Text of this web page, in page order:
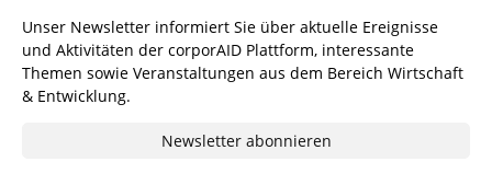
Unser Newsletter informiert Sie über aktuelle Ereignisse
und Aktivitäten der corporAID Plattform, interessante
Themen sowie Veranstaltungen aus dem Bereich Wirtschaft
& Entwicklung.
Newsletter abonnieren